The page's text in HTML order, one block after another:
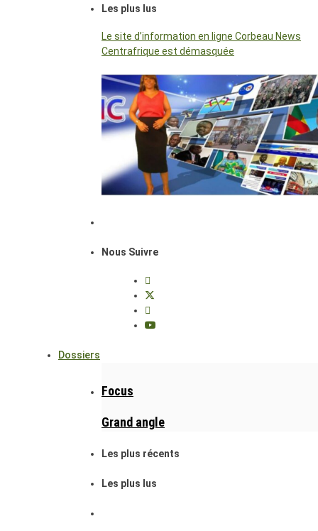
Les plus lus
Le site d’information en ligne Corbeau News
Centrafrique est démasquée
Nous Suivre
Dossiers
Focus
Grand angle
Les plus récents
Les plus lus